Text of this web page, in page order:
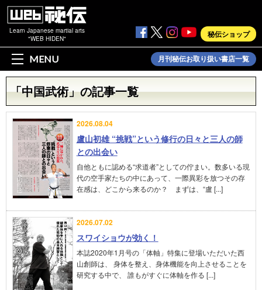
Learn Japanese martial arts
"WEB HIDEN"
秘伝ショップ
MENU 月刊秘伝お取り扱い書店一覧
「中国武術」の記事一覧
2026.08.04
盧山初雄 “挑戦”という修行の日々と三人の師
との出会い
自他ともに認める“求道者”としての佇まい。数多いる現
代の空手家たちの中にあって、一際異彩を放つその存
在感は、どこから来るのか？ まずは、“盧 [...]
2026.07.02
スワイショウが効く！
本誌2020年1月号の「体軸」特集に登場いただいた西
山創師は、 身体を整え、身体機能を向上させることを
研究する中で、 誰もがすぐに体軸を作る [...]